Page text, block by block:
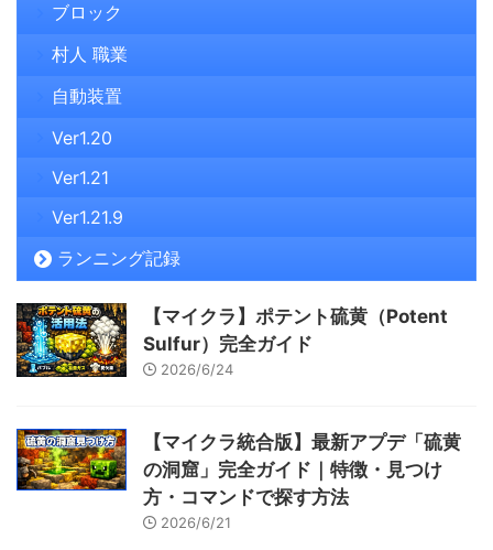
ブロック
村人 職業
自動装置
Ver1.20
Ver1.21
Ver1.21.9
ランニング記録
【マイクラ】ポテント硫黄（Potent
Sulfur）完全ガイド
2026/6/24
【マイクラ統合版】最新アプデ「硫黄
の洞窟」完全ガイド｜特徴・見つけ
方・コマンドで探す方法
2026/6/21